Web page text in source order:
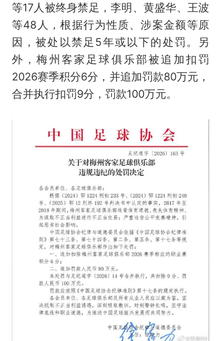
等17人被终身禁足，李明、黄盛华、王波
等48人，根据行为性质、涉案金额等原
因，被处以禁足5年或以下的处罚。另
外，梅州客家足球俱乐部被追加扣罚
2026赛季积分6分，并追加罚款80万元，
合并执行扣罚9分，罚款100万元。